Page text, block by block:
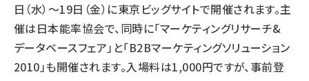
日（水）～19日（金）に東京ビッグサイトで開催されます。主
催は日本能率協会で、同時に「マーケティングリサーチ&
データベースフェア」と「B2Bマーケティングソリューション
2010」も開催されます。入場料は1,000円ですが、事前登